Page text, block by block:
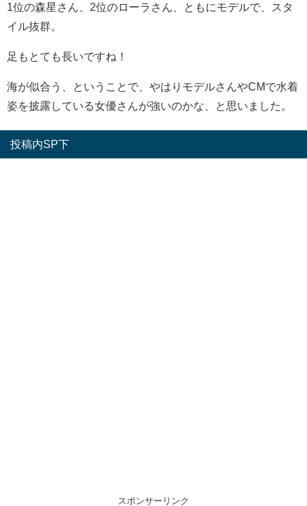
1位の森星さん、2位のローラさん、ともにモデルで、スタ
イル抜群。
足もとても長いですね！
海が似合う、ということで、やはりモデルさんやCMで水着
姿を披露している女優さんが強いのかな、と思いました。
投稿内SP下
スポンサーリンク